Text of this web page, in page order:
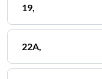
19,
22A,